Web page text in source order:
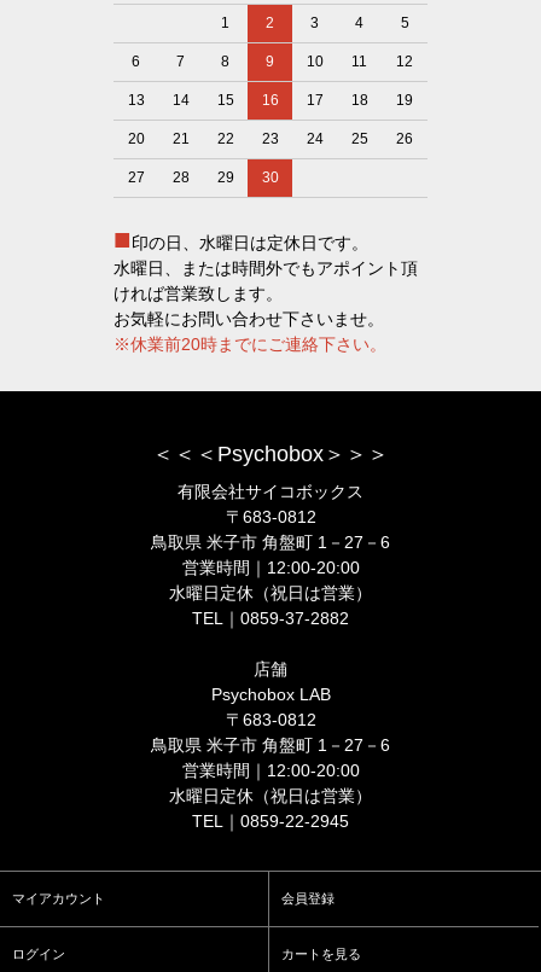
1 2 3 4 5
6 7 8 9 10 11 12
13 14 15 16 17 18 19
20 21 22 23 24 25 26
27 28 29 30
■印の日、水曜日は定休日です。
水曜日、または時間外でもアポイント頂
ければ営業致します。
お気軽にお問い合わせ下さいませ。
※休業前20時までにご連絡下さい。
＜＜＜Psychobox＞＞＞
有限会社サイコボックス
〒683-0812
鳥取県 米子市 角盤町 1－27－6
営業時間｜12:00-20:00
水曜日定休（祝日は営業）
TEL｜0859-37-2882
店舗
Psychobox LAB
〒683-0812
鳥取県 米子市 角盤町 1－27－6
営業時間｜12:00-20:00
水曜日定休（祝日は営業）
TEL｜0859-22-2945
マイアカウント 会員登録
ログイン カートを見る